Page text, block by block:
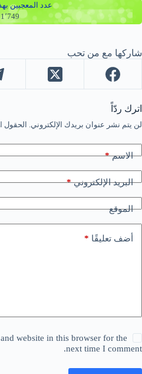
عدد المعجبين
1٬749
شاركها مع من تحب
اترك ردّاً
لن يتم نشر عنوان بريدك الإلكتروني. الحقول
الاسم*
البريد الإلكتروني*
الموقع
أضف تعليقًا *
website in this browser for the
next time I comment.